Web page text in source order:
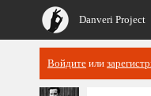
Danveri Project
Войдите или